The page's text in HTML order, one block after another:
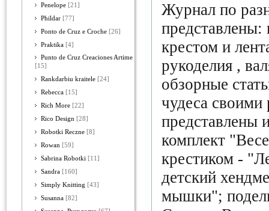
Penelope [21]
Phildar [77]
Ponto de Cruz e Croche [26]
Praktika [4]
Punto de Cruz Creaciones Artime
[15]
Rankdarbiu kraitele [24]
Rebecca [15]
Rich More [22]
Rico Design [28]
Robotki Reczne [8]
Rowan [59]
Sabrina Robotki [11]
Sandra [160]
Simply Knitting [43]
Susanna [82]
Журнал по
крестом и
рукоделия ,
обзорные
чудеса
представлены
комплект
крестиком -
детский
мышки";